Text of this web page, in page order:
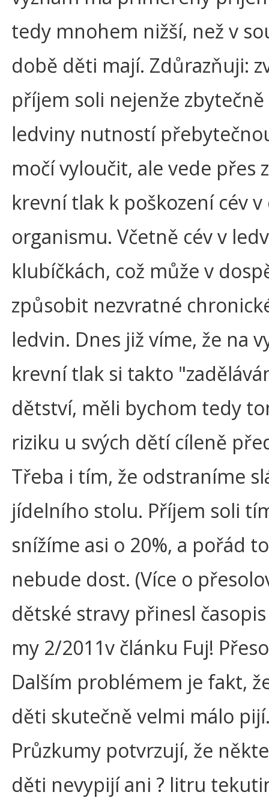
tedy mnohem nižší, než v
době děti mají. Zdůrazňuji:
příjem soli nejenže
ledviny nutností
močí vyloučit, ale vede přes
krevní tlak k poškození cév v
organismu. Včetně cév v
klubíčkách, což může v
způsobit nezvratné
ledvin. Dnes již víme, že na
krevní tlak si takto
dětství, měli bychom tedy
riziku u svých dětí cíleně
Třeba i tím, že odstraníme
jídelního stolu. Příjem soli
snížíme asi o 20%, a pořád
nebude dost. (Více o
dětské stravy přinesl
my 2/2011v článku Fuj!
Dalším problémem je fakt,
děti skutečně velmi málo
Průzkumy potvrzují, že
děti nevypijí ani ? litru